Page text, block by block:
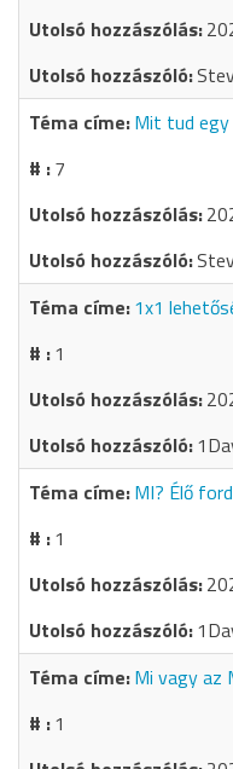
Mit tud egy
7
1x1
1
MI? Élő
1
Mi vagy az
1